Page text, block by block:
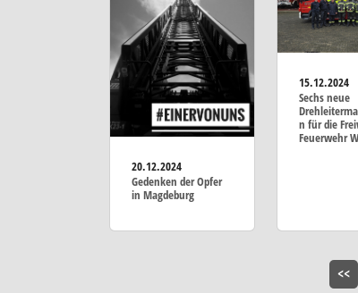
20.12.2024
Gedenken der Opfer
in Magdeburg
15.12.2024
Sechs neue
n für die
Feuerwehr
<<